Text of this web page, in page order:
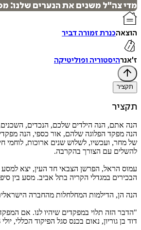
מדי צה"ל משנים את הנערים שלנו:
הוצאהכנרת זמורה דביר
ז'אנרהיסטוריה ופוליטיקה
תקציר
תקציר
הנה אתם, הנה הילדים שלכם, הנכדים,
הנה מפקד הפלוגה שלהם, אור כספי, הנה מפקדי
של מחר, ועכשיו, לשלוש שנים ארוכות, לוחמי
להשלים עם הצורך בהקרבה.
הבכירים במגדלי הקריה בתל אביב. מסע בין
הנה הן, הדילמות המחלחלות מהחברה
"הדבר הזה תלוי במפקדים שיהיו לנו. אם
דוד בן גוריון, נאום בכנס סגל הפיקוד הכללי, יולי 1963